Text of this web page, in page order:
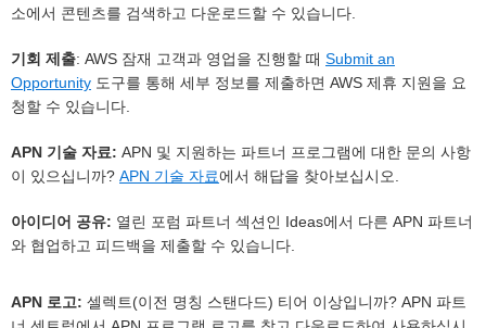
소에서 콘텐츠를 검색하고 다운로드할 수 있습니다.
기회 제출: AWS 잠재 고객과 영업을 진행할 때 Submit an
Opportunity 도구를 통해 세부 정보를 제출하면 AWS 제휴 지원을 요
청할 수 있습니다.
APN 기술 자료: APN 및 지원하는 파트너 프로그램에 대한 문의 사항
이 있으십니까? APN 기술 자료에서 해답을 찾아보십시오.
아이디어 공유: 열린 포럼 파트너 섹션인 Ideas에서 다른 APN 파트너
와 협업하고 피드백을 제출할 수 있습니다.
APN 로고: 셀렉트(이전 명칭 스탠다드) 티어 이상입니까? APN 파트